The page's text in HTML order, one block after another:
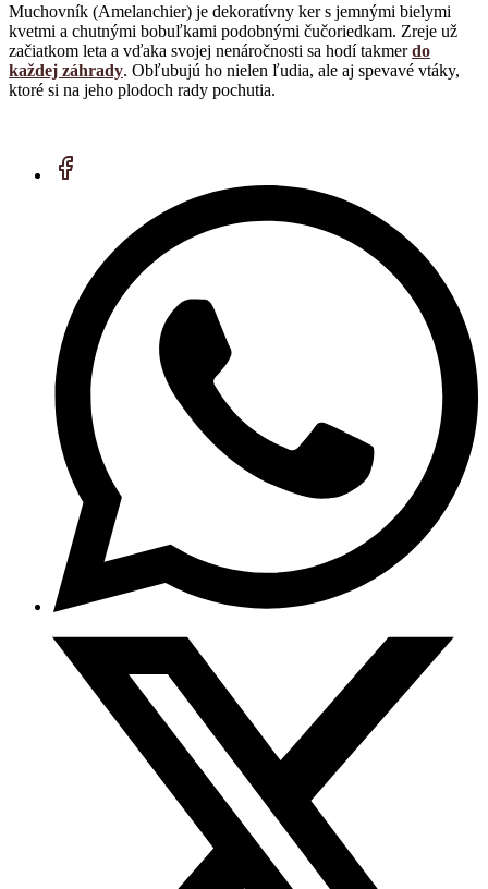
Muchovník (Amelanchier) je dekoratívny ker s jemnými bielymi
kvetmi a chutnými bobuľkami podobnými čučoriedkam. Zreje už
začiatkom leta a vďaka svojej nenáročnosti sa hodí takmerdo
každej záhrady. Obľubujú ho nielen ľudia, ale aj spevavé vtáky,
ktoré si na jeho plodoch rady pochutia.